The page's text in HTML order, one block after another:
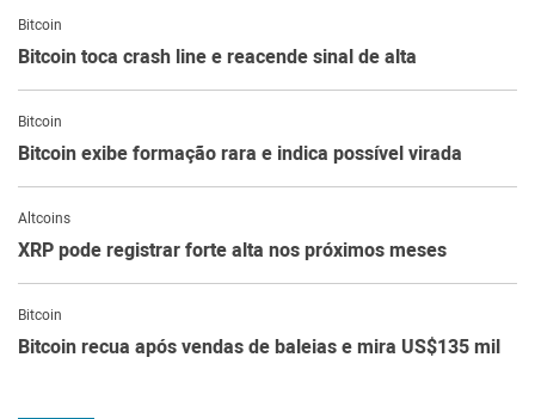
Bitcoin
Bitcoin toca crash line e reacende sinal de alta
Bitcoin
Bitcoin exibe formação rara e indica possível virada
Altcoins
XRP pode registrar forte alta nos próximos meses
Bitcoin
Bitcoin recua após vendas de baleias e mira US$135 mil